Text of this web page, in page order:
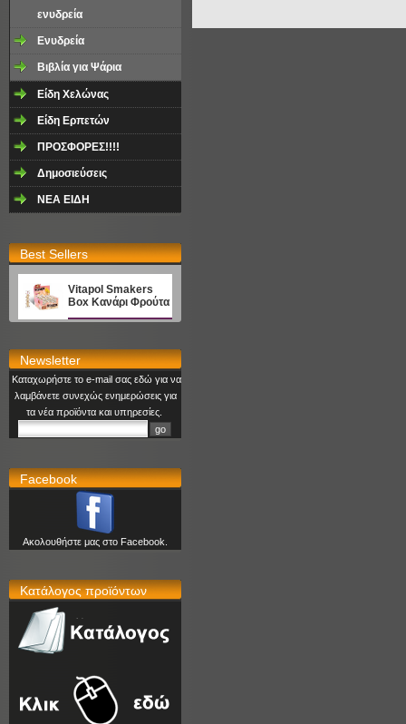
ενυδρεία
Eνυδρεία
Βιβλία για Ψάρια
Είδη Χελώνας
Είδη Ερπετών
ΠΡΟΣΦΟΡΕΣ!!!!
Δημοσιεύσεις
NEA EΙΔΗ
Best Sellers
Vitapol Smakers
Box Κανάρι Φρούτα
Newsletter
Καταχωρήστε το e-mail σας εδώ για να
λαμβάνετε συνεχώς ενημερώσεις για
τα νέα προϊόντα και υπηρεσίες.
Facebook
Ακολουθήστε μας στο Facebook.
Κατάλογος προϊόντων